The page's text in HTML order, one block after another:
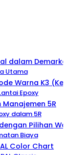
dalam
Utama
Warna K3
Epoxy
5R
dalam 5R
Pilihan
Biaya
Color Chart